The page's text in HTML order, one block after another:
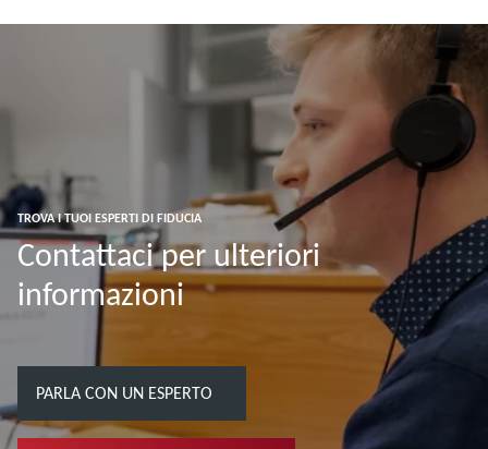
TROVA I TUOI ESPERTI DI FIDUCIA
Contattaci per ulteriori
informazioni
PARLA CON UN ESPERTO